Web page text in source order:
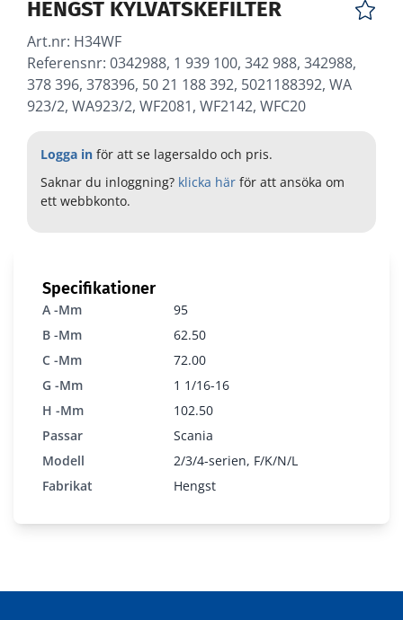
HENGST KYLVÄTSKEFILTER
Art.nr: H34WF
Referensnr: 0342988, 1 939 100, 342 988, 342988,
378 396, 378396, 50 21 188 392, 5021188392, WA
923/2, WA923/2, WF2081, WF2142, WFC20
Logga in för att se lagersaldo och pris.
Saknar du inloggning? klicka här för att ansöka om
ett webbkonto.
Specifikationer
A -mm
95
B -mm
62.50
C -mm
72.00
G -mm
1 1/16-16
H -mm
102.50
Passar
Scania
Modell
2/3/4-serien, F/K/N/L
Fabrikat
Hengst